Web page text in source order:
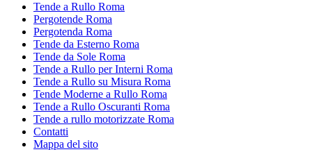
Tende a Rullo Roma
Pergotende Roma
Pergotenda Roma
Tende da Esterno Roma
Tende da Sole Roma
Tende a Rullo per Interni Roma
Tende a Rullo su Misura Roma
Tende Moderne a Rullo Roma
Tende a Rullo Oscuranti Roma
Tende a rullo motorizzate Roma
Contatti
Mappa del sito